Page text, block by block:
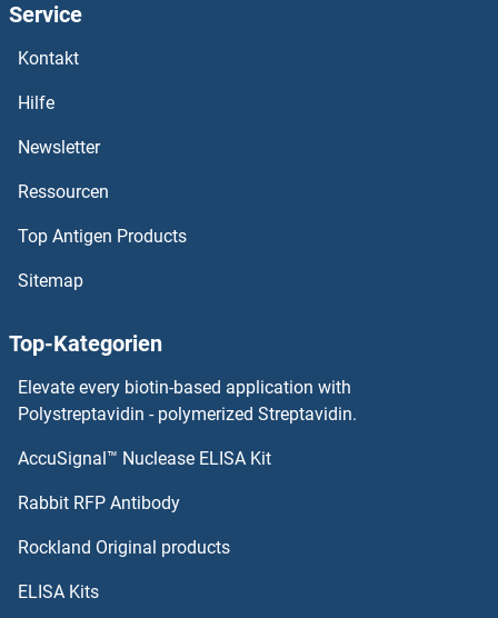
EPB41L1 Antikörper
EPB41 Antikörper
EPAS1 Antikörper
Envoplakin Antikörper
EPH Receptor B1 Antikörper
Service
Kontakt
Hilfe
Newsletter
Ressourcen
Top Antigen Products
Sitemap
Top-Kategorien
Elevate every biotin-based application with
Polystreptavidin - polymerized Streptavidin.
AccuSignal™ Nuclease ELISA Kit
Rabbit RFP Antibody
Rockland Original products
ELISA Kits